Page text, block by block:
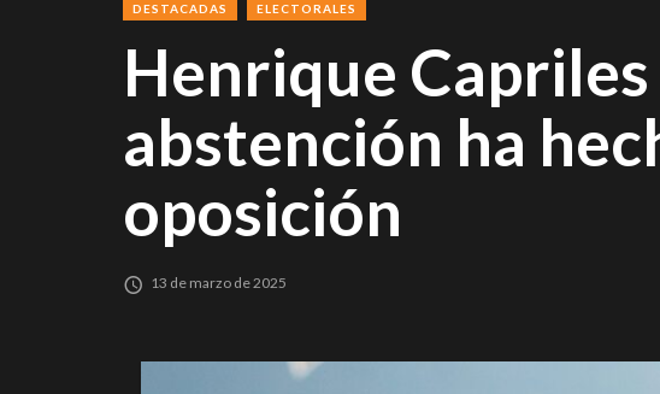
DESTACADAS ELECTORALES
Henrique
abstención ha
oposición
13 de marzo de 2025